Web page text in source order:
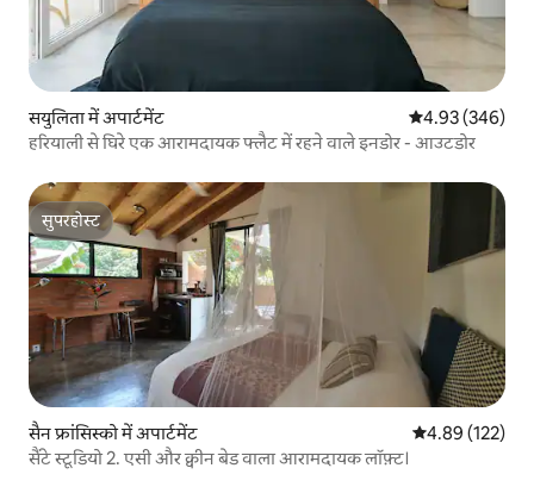
सयुलिता में अपार्टमेंट औसत रेटिंग 5 में से
4.93 (346)
हरियाली से घिरे एक आरामदायक फ्लैट में रहने वाले इनडोर - आउटडोर
सुपरहोस्ट
सुपरहोस्ट
सैन फ्रांसिस्को में अपार्टमेंट औसत रेटिंग 5 में से
4.89 (122)
सैंटे स्टूडियो 2. एसी और क्वीन बेड वाला आरामदायक लॉफ़्ट।